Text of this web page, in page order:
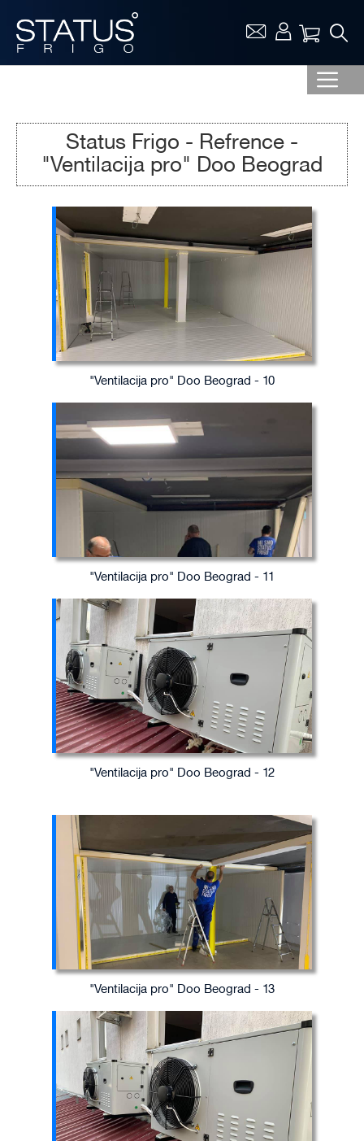
Vaša
Status Frigo - Refrence -
"Ventilacija pro" Doo Beograd
"Ventilacija pro" Doo Beograd - 10
"Ventilacija pro" Doo Beograd - 11
"Ventilacija pro" Doo Beograd - 12
"Ventilacija pro" Doo Beograd - 13